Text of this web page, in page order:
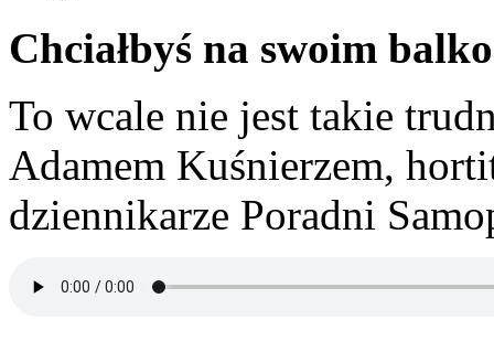
Chciałbyś na swoim
To wcale nie jest takie
Adamem Kuśnierzem,
dziennikarze Poradni